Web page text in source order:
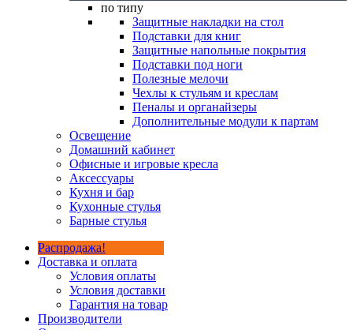
по типу
Защитные накладки на стол
Подставки для книг
Защитные напольные покрытия
Подставки под ноги
Полезные мелочи
Чехлы к стульям и креслам
Пеналы и органайзеры
Дополнительные модули к партам
Освещение
Домашний кабинет
Офисные и игровые кресла
Аксессуары
Кухня и бар
Кухонные стулья
Барные стулья
Распродажа!
Доставка и оплата
Условия оплаты
Условия доставки
Гарантия на товар
Производители